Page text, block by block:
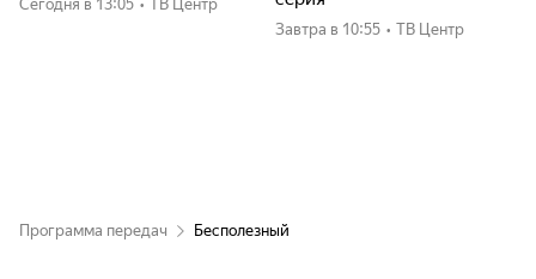
Сегодня в 13:05 • ТВ Центр
Завтра в 10:55 • ТВ Центр
Программа передач Бесполезный